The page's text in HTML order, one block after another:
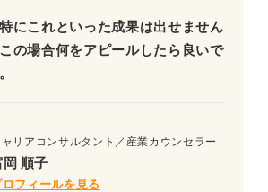
にこれといった成果は出せません
の場合何をアピールしたら良いで
ャリアコンサルタント／産業カウンセラー
岡 順子
ロフィールを見る